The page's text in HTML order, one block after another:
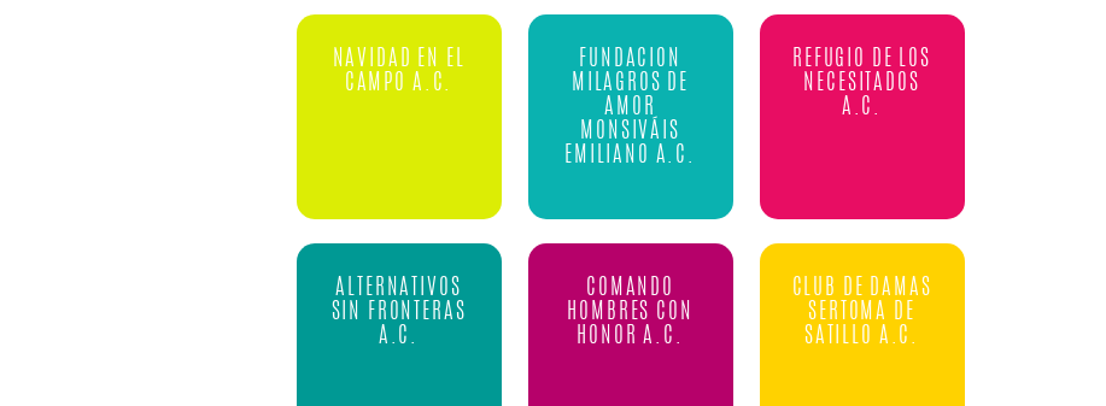
NAVIDAD EN EL
CAMPO A.C.
FUNDACION
MILAGROS DE
AMOR
MONSIVÁIS
EMILIANO A.C.
REFUGIO DE LOS
NECESITADOS
A.C.
ALTERNATIVOS
SIN FRONTERAS
A.C.
COMANDO
HOMBRES CON
HONOR A.C.
CLUB DE DAMAS
SERTOMA DE
SATILLO A.C.